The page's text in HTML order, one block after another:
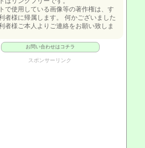
で使用している画像等の著作権は、す
者様に帰属します。 何かございました
者様ご本人よりご連絡をお願い致しま
お問い合わせはコチラ
スポンサーリンク